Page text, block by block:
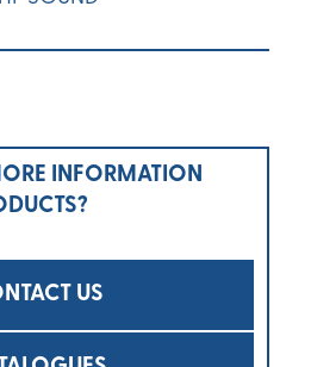
INFORMATION
US